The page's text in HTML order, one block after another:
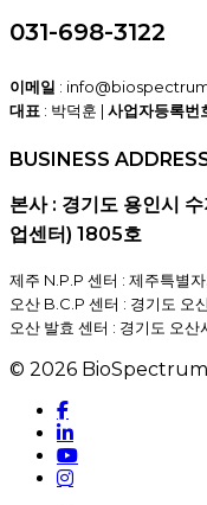
031-698-3122
이메일 :
대표 : 박덕훈 | 사업자등록번
BUSINESS
본사 : 경기도 용인시
업센터) 1805호
제주 N.P.P 센터 : 제주특별
오산 B.C.P 센터 : 경기도 오
오산 발효 센터 : 경기도 오
© 2026
facebook
linkedin
youtube
instagram